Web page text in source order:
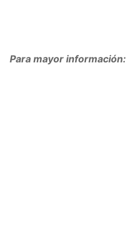
Para mayor información: